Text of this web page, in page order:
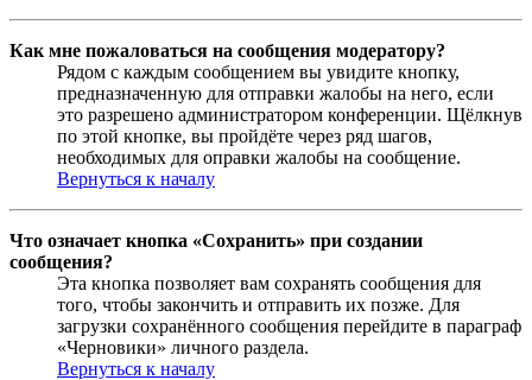
Как мне пожаловаться на сообщения модератору?
Рядом с каждым сообщением вы увидите кнопку,
предназначенную для отправки жалобы на него, если
это разрешено администратором конференции. Щёлкнув
по этой кнопке, вы пройдёте через ряд шагов,
необходимых для оправки жалобы на сообщение.
Вернуться к началу
Что означает кнопка «Сохранить» при создании
сообщения?
Эта кнопка позволяет вам сохранять сообщения для
того, чтобы закончить и отправить их позже. Для
загрузки сохранённого сообщения перейдите в параграф
«Черновики» личного раздела.
Вернуться к началу